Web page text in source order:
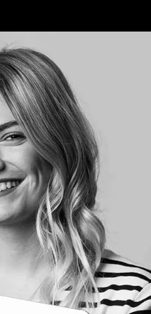
Kosten & Finanzierung
FAQ
Career Development an
der AMD
Networking
International
Auslandsprogramme
für unsere
Studierenden
Internationale
Partnerhochschulen
Studieren in
Deutschland
Studyplus
Deinen Campus entdecken
Düsseldorf